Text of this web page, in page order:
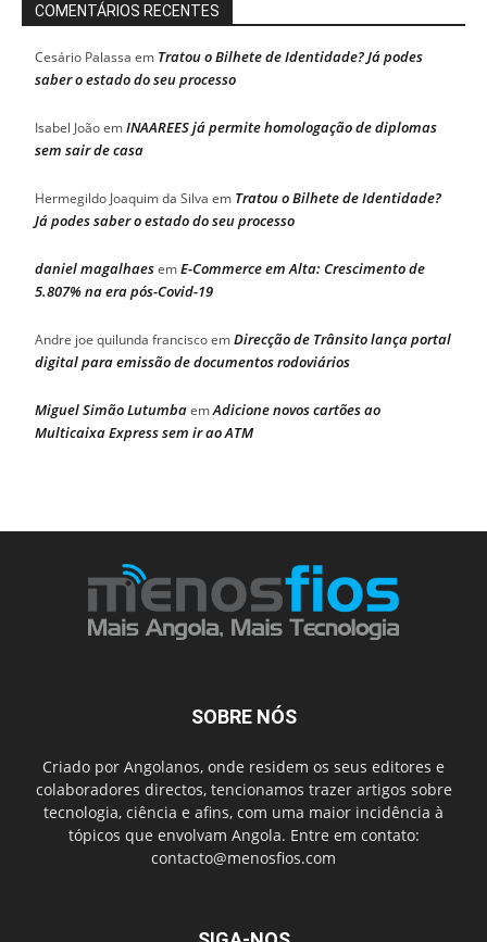
COMENTÁRIOS RECENTES
Cesário Palassa em Tratou o Bilhete de Identidade? Já podes
saber o estado do seu processo
Isabel JoãoemINAAREES já permite homologação de diplomas
sem sair de casa
Hermegildo Joaquim da Silva em Tratou o Bilhete de Identidade?
Já podes saber o estado do seu processo
daniel magalhaesemE-Commerce em Alta: Crescimento de
5.807% na era pós-Covid-19
Andre joe quilunda franciscoemDirecção de Trânsito lança portal
digital para emissão de documentos rodoviários
Miguel Simão LutumbaemAdicione novos cartões ao
Multicaixa Express sem ir ao ATM
SOBRE NÓS
Criado por Angolanos, onde residem os seus editores e
colaboradores directos, tencionamos trazer artigos sobre
tecnologia, ciência e afins, com uma maior incidência à
tópicos que envolvam Angola. Entre em contato:
contacto@menosfios.com